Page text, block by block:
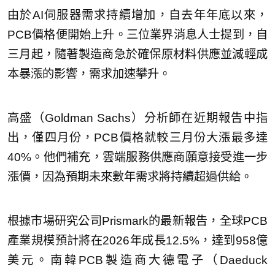
由於AI伺服器需求持續增加，自去年年底以來，
PCB價格便開始上升。三位業界消息人士提到，自
三月起，隨著製造商急於確保原材料供應並減輕成
本暴漲的影響，需求加速攀升。
高盛（Goldman Sachs）分析師在近期報告中指
出，僅四月份，PCB價格就較三月份大漲最多達
40%。他們補充，雲端服務供應商願意接受進一步
漲價，因為預期未來數年需求將持續超過供給。
根據市場研究公司Prismark的最新報告，全球PCB
產業規模預計將在2026年成長12.5%，達到958億
美元。南韓PCB製造商大德電子（Daeduck